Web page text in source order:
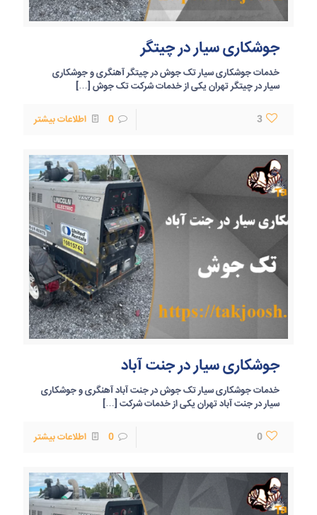
جوشکاری سیار در چیتگر
خدمات جوشکاری سیار تک جوش در چیتگر آهنگری و جوشکاری
سیار در چیتگر تهران یکی از خدمات شرکت تک جوش […]
3
0 اطلاعات بیشتر
جوشکاری سیار در جنت آباد
خدمات جوشکاری سیار تک جوش در جنت آباد آهنگری و جوشکاری
سیار در جنت آباد تهران یکی از خدمات شرکت […]
0
0 اطلاعات بیشتر